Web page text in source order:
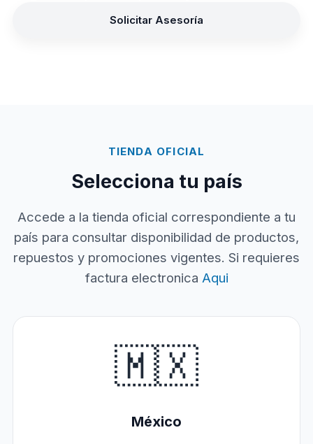
Solicitar Asesoría
TIENDA OFICIAL
Selecciona tu país
Accede a la tienda oficial correspondiente a tu
país para consultar disponibilidad de productos,
repuestos y promociones vigentes. Si requieres
factura electronica Aqui
🇲🇽
México